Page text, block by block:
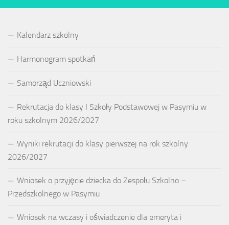
Kalendarz szkolny
Harmonogram spotkań
Samorząd Uczniowski
Rekrutacja do klasy I Szkoły Podstawowej w Pasymiu w
roku szkolnym 2026/2027
Wyniki rekrutacji do klasy pierwszej na rok szkolny
2026/2027
Wniosek o przyjęcie dziecka do Zespołu Szkolno –
Przedszkolnego w Pasymiu
Wniosek na wczasy i oświadczenie dla emeryta i